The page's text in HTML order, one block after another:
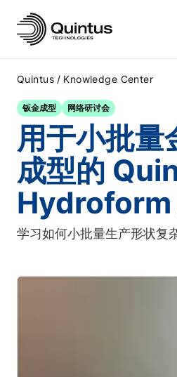
Quintus / Knowledge Center
钣金成型 网络研讨会
用于小批量
成型的
Hydroform
学习如何小批量生产形状复